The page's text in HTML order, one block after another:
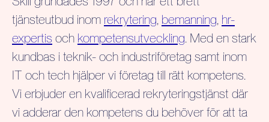
tjänsteutbud inom rekrytering, bemanning, hr-
expertis och kompetensutveckling. Med en stark
kundbas i teknik- och industriföretag samt inom
IT och tech hjälper vi företag till rätt kompetens.
Vi erbjuder en kvalificerad rekryteringstjänst där
vi adderar den kompetens du behöver för att ta